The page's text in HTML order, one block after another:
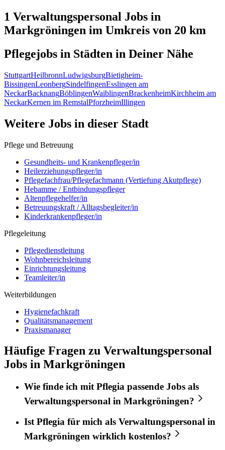
1 Verwaltungspersonal Jobs in
Markgröningen im Umkreis von 20 km
Pflegejobs in Städten in Deiner Nähe
StuttgartHeilbronnLudwigsburgBietigheim-
BissingenLeonbergSindelfingenEsslingen am
NeckarBacknangBöblingenWaiblingenBrackenheimKirchheim am
NeckarKernen im RemstalPforzheimIllingen
Weitere Jobs in dieser Stadt
Pflege und Betreuung
Gesundheits- und Krankenpfleger/in
Heilerziehungspfleger/in
Pflegefachfrau/Pflegefachmann (Vertiefung Akutpflege)
Hebamme / Entbindungspfleger
Altenpflegehelfer/in
Betreuungskraft / Alltagsbegleiter/in
Kinderkrankenpfleger/in
Pflegeleitung
Pflegedienstleitung
Wohnbereichsleitung
Einrichtungsleitung
Teamleiter/in
Weiterbildungen
Hygienefachkraft
Qualitätsmanagement
Praxismanager
Häufige Fragen zu Verwaltungspersonal
Jobs in Markgröningen
Wie finde ich mitPflegia passende Jobs als
Verwaltungspersonal in Markgröningen?
Ist Pflegia für mich als Verwaltungspersonal in
Markgröningen wirklich kostenlos?